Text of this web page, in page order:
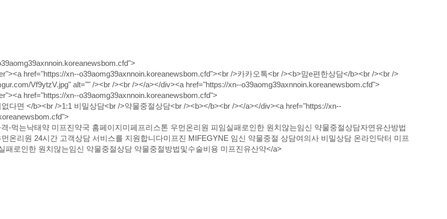
href="https://xn--o39aomg39axnnoin.koreanewsbom.cfd"><br />카카오톡<br /><b>맘e편한상담</b><br /><br />
Vf9ytzV.jpg" alt="" /><br /><br /></a></div><a href="https://xn--o39aomg39axnnoin.koreanewsbom.cfd">
href="https://xn--o39aomg39axnnoin.koreanewsbom.cfd">
다면 </b><br />1:1 비밀상담<br />약물중절상담<br /><b></b><br /></a></div><a href="https://xn--
-먹는낙태약 미프진약국 홈페이지미페프리스톤 우먼온리원 피임실패로인한 원치않는임신 약물중절상담자연유산방법
온리원 24시간 고객상담 서비스를 지원합니다미프진 MIFEGYNE 임신 약물중절 상담여의사 비밀상담 온라인닥터 미프
패로인한 원치않는임신 약물중절상담 약물중절방법및수술비용 미프진유산약</a>